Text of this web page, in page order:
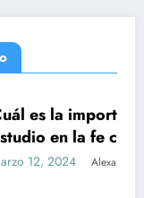
formación y el